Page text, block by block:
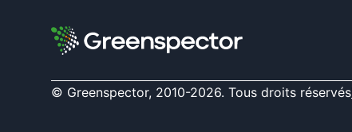
© Greenspector, 2010-2026. Tous droits réservés